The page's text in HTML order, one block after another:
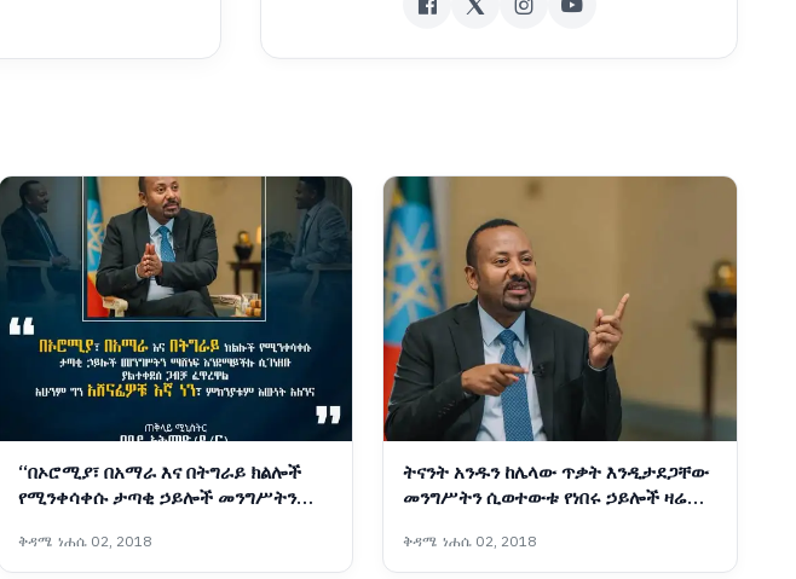
“በኦሮሚያ፣ በአማራ እና በትግራይ ክልሎች
የሚንቀሳቀሱ ታጣቂ ኃይሎች መንግሥትን
ጋብቻ ፈጥረዋል፤ አሁንም ግን አሸናፊዎቹ እኛ
ቅዳሜ ነሐሴ 02, 2018
ትናንት አንዱን ከሌላው ጥቃት እንዲታደጋቸው
መንግሥትን ሲወተውቱ የነበሩ ኃይሎች ዛሬ
መምጣታቸውን ያሳያል - ጠቅላይ ሚኒስትር
ቅዳሜ ነሐሴ 02, 2018